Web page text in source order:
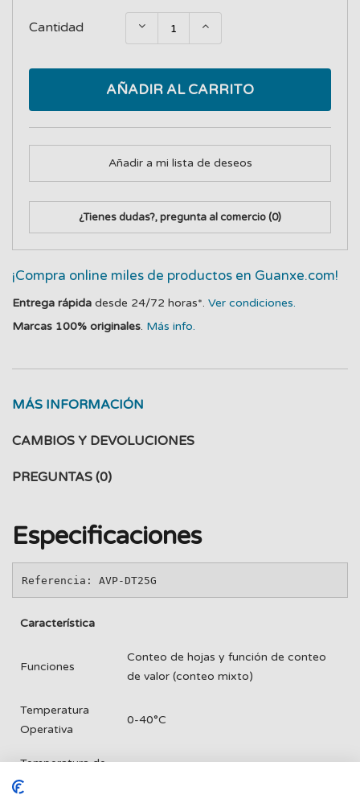
Cantidad
AÑADIR AL CARRITO
Añadir a mi lista de deseos
¿Tienes dudas?, pregunta al comercio(0)
¡Compra online miles de productos en Guanxe.com!
Entrega rápida desde 24/72 horas*. Ver condiciones.
Marcas 100% originales. Más info.
MÁS INFORMACIÓN
CAMBIOS Y DEVOLUCIONES
PREGUNTAS (0)
Especificaciones
Referencia: AVP-DT25G
Característica
Funciones
Conteo de hojas y función de conteo
de valor (conteo mixto)
Temperatura
Operativa
0-40°C
Temperatura de
Almacenamiento